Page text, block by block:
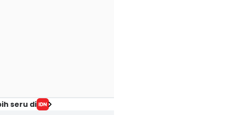
seru di